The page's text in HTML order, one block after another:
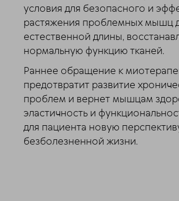
условия для безопасного и
растяжения проблемных мышц
естественной длины,
нормальную функцию тканей.
Раннее обращение к
предотвратит развитие
проблем и вернет мышцам
эластичность и
для пациента новую
безболезненной жизни.